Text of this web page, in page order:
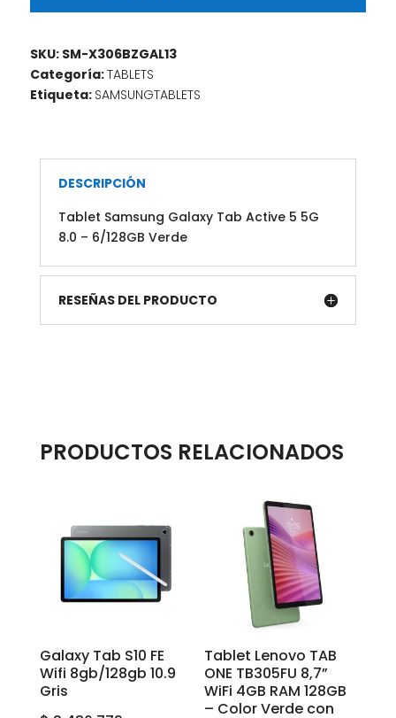
SKU: SM-X306BZGAL13
Categoría:TABLETS
Etiqueta: SAMSUNGTABLETS
DESCRIPCIÓN
Tablet Samsung Galaxy Tab Active 5 5G
8.0 – 6/128GB Verde
RESEÑAS DEL PRODUCTO
PRODUCTOS RELACIONADOS
Galaxy Tab S10 FE
Wifi 8gb/128gb 10.9
Gris
Tablet Lenovo TAB
ONE TB305FU 8,7”
WiFi 4GB RAM 128GB
– Color Verde con